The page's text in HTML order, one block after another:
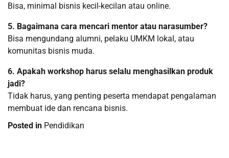
Bisa, minimal bisnis kecil-kecilan atau online.
5. Bagaimana cara mencari mentor atau narasumber?
Bisa mengundang alumni, pelaku UMKM lokal, atau
komunitas bisnis muda.
6. Apakah workshop harus selalu menghasilkan produk
jadi?
Tidak harus, yang penting peserta mendapat pengalaman
membuat ide dan rencana bisnis.
Posted in Pendidikan